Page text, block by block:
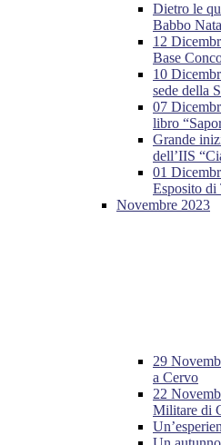
Dietro le
Babbo
12
Base
10
sede della
07
libro
Grande
dell’IIS
01
Esposito di
Novembre 2023
29
a Cervo
22
Militare di